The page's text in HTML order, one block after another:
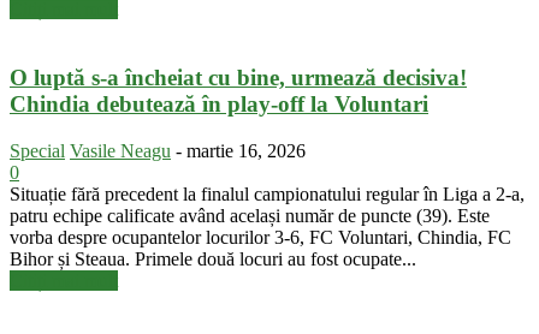
O luptă s-a încheiat cu bine, urmează decisiva!
Chindia debutează în play-off la Voluntari
Special Vasile Neagu - martie 16, 2026
0
Situație fără precedent la finalul campionatului regular în Liga a 2-a,
patru echipe calificate având același număr de puncte (39). Este
vorba despre ocupantelor locurilor 3-6, FC Voluntari, Chindia, FC
Bihor și Steaua. Primele două locuri au fost ocupate...